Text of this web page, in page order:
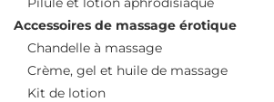
Accessoires de massage érotique
Chandelle à massage
Crème, gel et huile de massage
Kit de lotion